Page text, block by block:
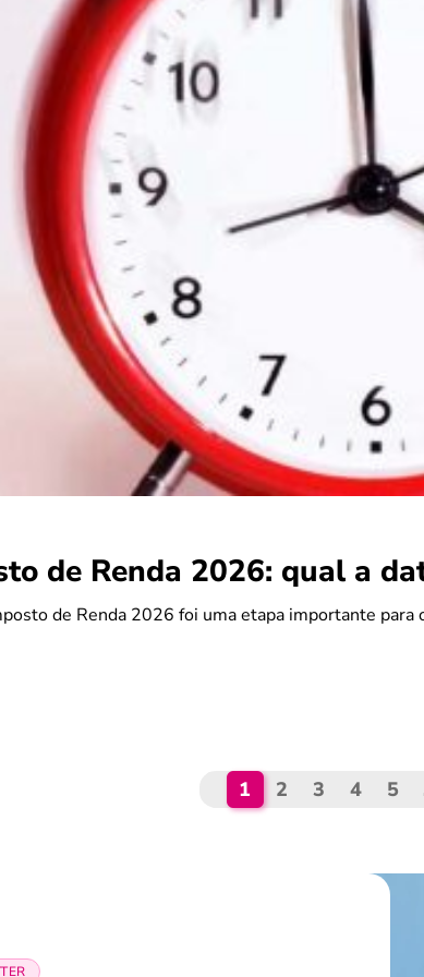
de Renda 2026: qual a
de Renda 2026 foi uma etapa importante
1 2 3 4 5